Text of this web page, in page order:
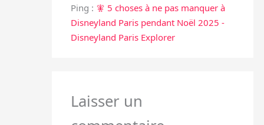
Ping : 🧚 5 choses à ne pas manquer à
Disneyland Paris pendant Noël 2025 -
Disneyland Paris Explorer
Laisser un